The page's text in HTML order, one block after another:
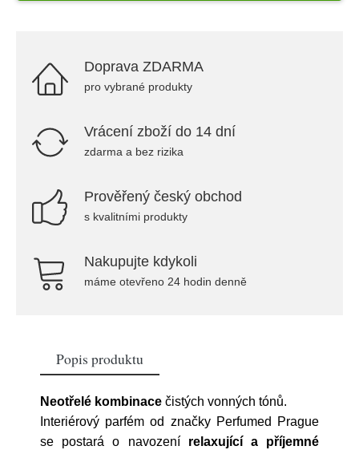
Doprava ZDARMA
pro vybrané produkty
Vrácení zboží do 14 dní
zdarma a bez rizika
Prověřený český obchod
s kvalitními produkty
Nakupujte kdykoli
máme otevřeno 24 hodin denně
Popis produktu
Neotřelé kombinace čistých vonných tónů.
Interiérový parfém od značky Perfumed Prague
se postará o navození relaxující a příjemné